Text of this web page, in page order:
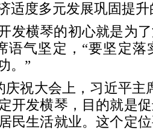
适度多元发展巩固提
发横琴的初心就是为
语气坚定，“要坚定
。”
庆祝大会上，习近平主
开发横琴，目的就是
民生活就业。这个定